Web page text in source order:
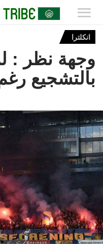
انكلترا
وجهة نظر :
بالتشجيع